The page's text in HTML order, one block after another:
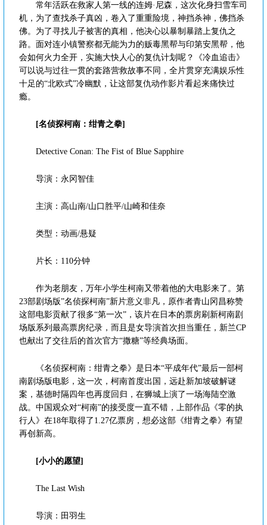
常年活跃在救家人第一线的连姆·尼森，这次化身扫雪车司
机，为了查找杀子真凶，卷入了重重险境，神挡杀神，佛挡杀
佛。为了寻找儿子被害的真相，他决心以暴制暴踏上复仇之
路。面对连小镇警察都无能为力的贩毒黑帮与印第安黑帮，他
会如何火力全开，实施大快人心的复仇计划呢？《冷血追击》
可以说与过往一贯的套路营救故事不同，全片贯穿充满娱乐性
十足的“北欧式”冷幽默，让这部复仇动作影片看起来痛快过
瘾。
[名侦探柯南：绀青之拳]
Detective Conan: The Fist of Blue Sapphire
导演：永冈智佳
主演：高山南/山口胜平/山崎和佳奈
类型：动画/悬疑
片长：110分钟
作为老朋友，万年小学生柯南又带着他的大电影来了。第
23部剧场版”名侦探柯南”新片意义非凡，原作者青山冈昌称赞
这部电影贡献了很多“第一次”，该片在日本的票房刷新柯南剧
场版系列最高票房纪录，而且是女导演首次担当重任，新兰CP
也献出了交往后的首次官方“撒糖”等经典场面。
《名侦探柯南：绀青之拳》是日本“平成年代”最后一部柯
南剧场版电影，这一次，柯南首度出国，远赴新加坡破解谜
案，基德时隔四年也再度回归，在狮城上演了一场海陆空激
战。中国观众对“柯南”的接受度一直不错，上部作品《零的执
行人》在18年取得了1.27亿票房，想必这部《绀青之拳》有望
再创新高。
[小小的愿望]
The Last Wish
导演：田羽生